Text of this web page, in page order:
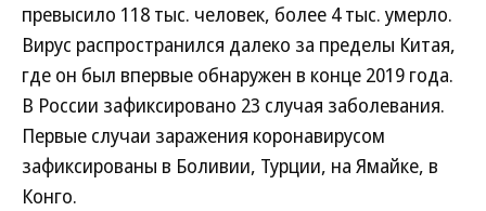
превысило 118 тыс. человек, более 4 тыс. умерло.
Вирус распространился далеко за пределы Китая,
где он был впервые обнаружен в конце 2019 года.
В России зафиксировано 23 случая заболевания.
Первые случаи заражения коронавирусом
зафиксированы в Боливии, Турции, на Ямайке, в
Конго.